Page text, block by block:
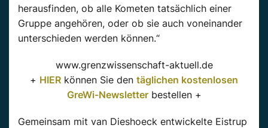
herausfinden, ob alle Kometen tatsächlich einer
Gruppe angehören, oder ob sie auch voneinander
unterschieden werden können.“
www.grenzwissenschaft-aktuell.de
+ HIER können Sie den täglichen kostenlosen
GreWi-Newsletterbestellen +
Gemeinsam mit van Dieshoeck entwickelte Eistrup